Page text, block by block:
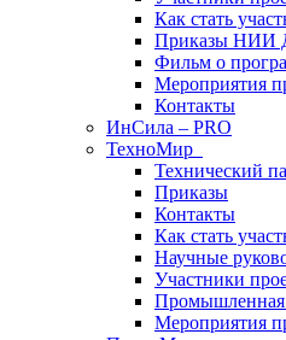
Как стать
Приказы НИИ
Фильм о
Мероприятия
Контакты
ИнСила – PRO
ТехноМир
Технический
Приказы
Контакты
Как стать
Научные
Участники
Промышленная
Мероприятия